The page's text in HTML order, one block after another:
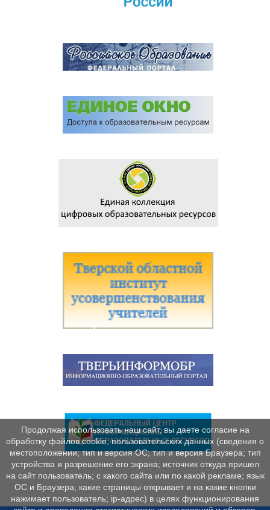
Продолжая использовать наш сайт, вы даете согласие на
обработку файлов cookie, пользовательских данных (сведения о
местоположении; тип и версия ОС; тип и версия Браузера; тип
устройства и разрешение его экрана; источник откуда пришел
на сайт пользователь; с какого сайта или по какой рекламе; язык
ОС и Браузера; какие страницы открывает и на какие кнопки
нажимает пользователь; ip-адрес) в целях функционирования